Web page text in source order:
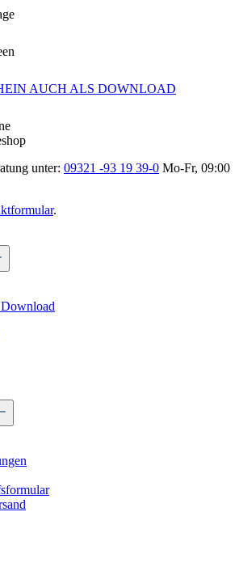
AUCH ALS DOWNLOAD
unter: 09321 -93 19 39-0 Mo-Fr, 09:00
.